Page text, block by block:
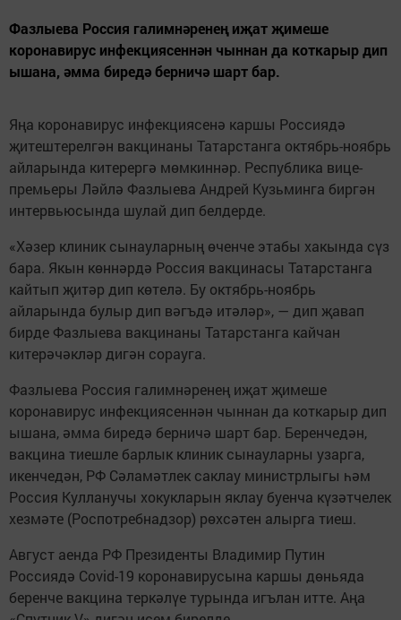
Фазлыева Россия галимнәренең иҗат җимеше
коронавирус инфекциясеннән чыннан да коткарыр дип
ышана, әмма биредә берничә шарт бар.
Яңа коронавирус инфекциясенә каршы Россиядә
җитештерелгән вакцинаны Татарстанга октябрь-ноябрь
айларында китерергә мөмкиннәр. Республика вице-
премьеры Ләйлә Фазлыева Андрей Кузьминга биргән
интервьюсында шулай дип белдерде.
«Хәзер клиник сынауларның өченче этабы хакында сүз
бара. Якын көннәрдә Россия вакцинасы Татарстанга
кайтып җитәр дип көтелә. Бу октябрь-ноябрь
айларында булыр дип вәгъдә итәләр», — дип җавап
бирде Фазлыева вакцинаны Татарстанга кайчан
китерәчәкләр дигән сорауга.
Фазлыева Россия галимнәренең иҗат җимеше
коронавирус инфекциясеннән чыннан да коткарыр дип
ышана, әмма биредә берничә шарт бар. Беренчедән,
вакцина тиешле барлык клиник сынауларны узарга,
икенчедән, РФ Сәламәтлек саклау министрлыгы һәм
Россия Кулланучы хокукларын яклау буенча күзәтчелек
хезмәте (Роспотребнадзор) рөхсәтен алырга тиеш.
Август аенда РФ Президенты Владимир Путин
Россиядә Covid-19 коронавирусына каршы дөньяда
беренче вакцина теркәлүе турында игълан итте. Аңа